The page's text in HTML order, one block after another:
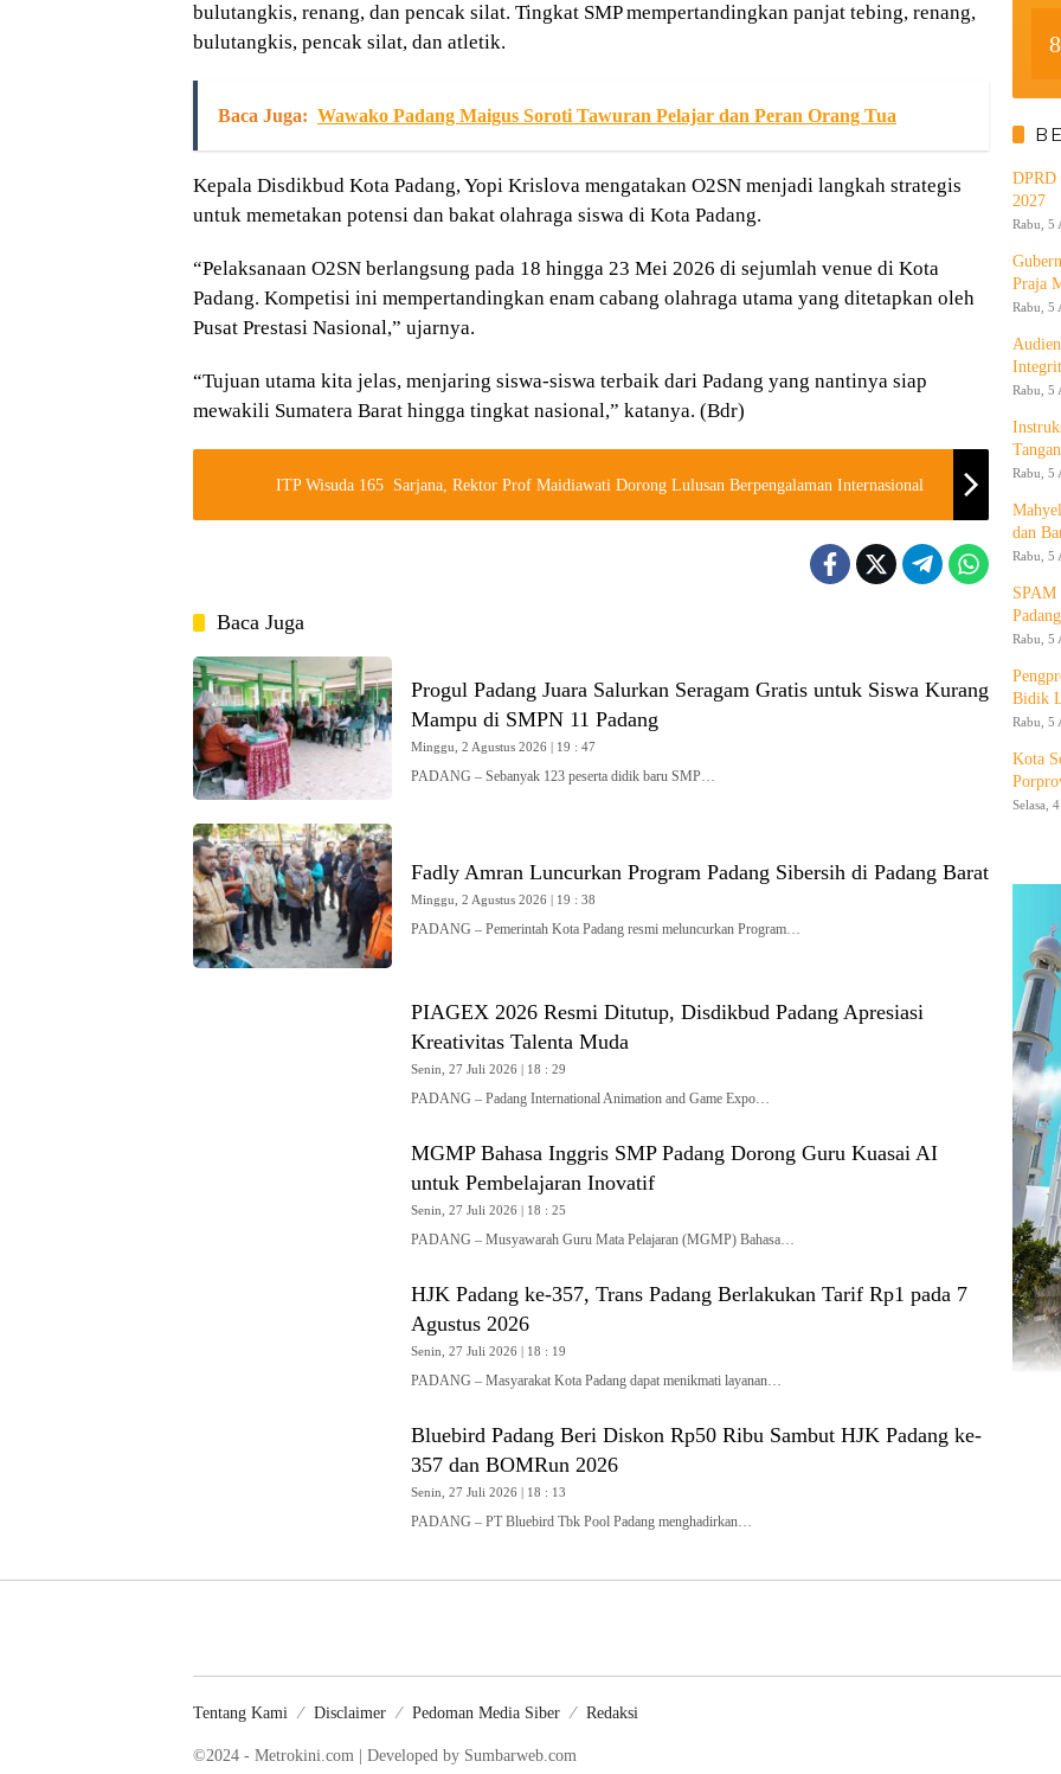
bulutangkis, renang, dan pencak silat. Tingkat SMP mempertandingkan panjat tebing, renang,
bulutangkis, pencak silat, dan atletik.
Baca Juga: Wawako Padang Maigus Soroti Tawuran Pelajar dan Peran Orang Tua
Kepala Disdikbud Kota Padang, Yopi Krislova mengatakan O2SN menjadi langkah strategis
untuk memetakan potensi dan bakat olahraga siswa di Kota Padang.
“Pelaksanaan O2SN berlangsung pada 18 hingga 23 Mei 2026 di sejumlah venue di Kota
Padang. Kompetisi ini mempertandingkan enam cabang olahraga utama yang ditetapkan oleh
Pusat Prestasi Nasional,” ujarnya.
“Tujuan utama kita jelas, menjaring siswa-siswa terbaik dari Padang yang nantinya siap
mewakili Sumatera Barat hingga tingkat nasional,” katanya. (Bdr)
ITP Wisuda 165 Sarjana, Rektor Prof Maidiawati Dorong Lulusan Berpengalaman Internasional
Baca Juga
Progul Padang Juara Salurkan Seragam Gratis untuk Siswa Kurang
Mampu di SMPN 11 Padang
Minggu, 2 Agustus 2026 | 19 : 47
PADANG – Sebanyak 123 peserta didik baru SMP…
Fadly Amran Luncurkan Program Padang Sibersih di Padang Barat
Minggu, 2 Agustus 2026 | 19 : 38
PADANG – Pemerintah Kota Padang resmi meluncurkan Program…
PIAGEX 2026 Resmi Ditutup, Disdikbud Padang Apresiasi
Kreativitas Talenta Muda
Senin, 27 Juli 2026 | 18 : 29
PADANG – Padang International Animation and Game Expo…
MGMP Bahasa Inggris SMP Padang Dorong Guru Kuasai AI
untuk Pembelajaran Inovatif
Senin, 27 Juli 2026 | 18 : 25
PADANG – Musyawarah Guru Mata Pelajaran (MGMP) Bahasa…
HJK Padang ke-357, Trans Padang Berlakukan Tarif Rp1 pada 7
Agustus 2026
Senin, 27 Juli 2026 | 18 : 19
PADANG – Masyarakat Kota Padang dapat menikmati layanan…
Bluebird Padang Beri Diskon Rp50 Ribu Sambut HJK Padang ke-
357 dan BOMRun 2026
Senin, 27 Juli 2026 | 18 : 13
PADANG – PT Bluebird Tbk Pool Padang menghadirkan…
8
DPRD
2027
Rabu, 5
Praja
Rabu, 5
Rabu, 5
Rabu, 5
dan
Rabu, 5
Rabu, 5
Bidik
Rabu, 5
Kota
Selasa,
Tentang Kami Disclaimer Pedoman Media Siber Redaksi
©2024 - Metrokini.com | Developed by Sumbarweb.com